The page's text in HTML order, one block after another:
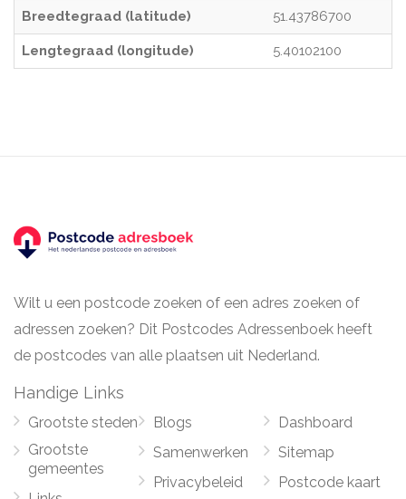
Breedtegraad (latitude) 51.43786700
Lengtegraad (longitude) 5.40102100
Wilt u een postcode zoeken of een adres zoeken of
adressen zoeken? Dit Postcodes Adressenboek heeft
de postcodes van alle plaatsen uit Nederland.
Handige Links
Grootste steden
Grootste
gemeentes
Blogs
Samenwerken
Privacybeleid
Dashboard
Sitemap
Postcode kaart